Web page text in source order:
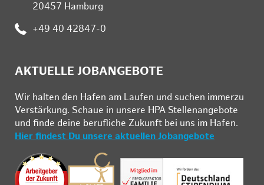
20457 Hamburg
: +49 40 42847-0
AKTUELLE JOBANGEBOTE
Wir hal­ten den Ha­fen am Lau­fen und su­chen im­mer­zu
Ver­stär­kung. Schau­e in un­se­re HPA Stel­len­an­ge­bo­te
und fin­de deine be­ruf­li­che Zu­kunft bei uns im Ha­fen.
Hier findest Du unsere aktuellen Jobangebote